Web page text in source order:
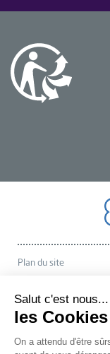
Plan du site
A propos d'UPSA